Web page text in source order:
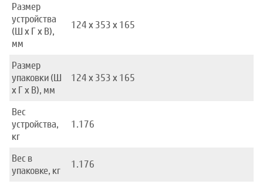
Размер
устройства
(Ш x Г x В),
мм
124 x 353 x 165
Размер
упаковки (Ш
x Г x В), мм
124 x 353 x 165
Вес
устройства,
кг
1.176
Вес в
упаковке, кг
1.176